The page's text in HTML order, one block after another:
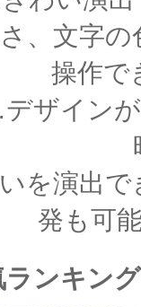
、文字
操作で
ザイン
を演出
発も可
ランキング